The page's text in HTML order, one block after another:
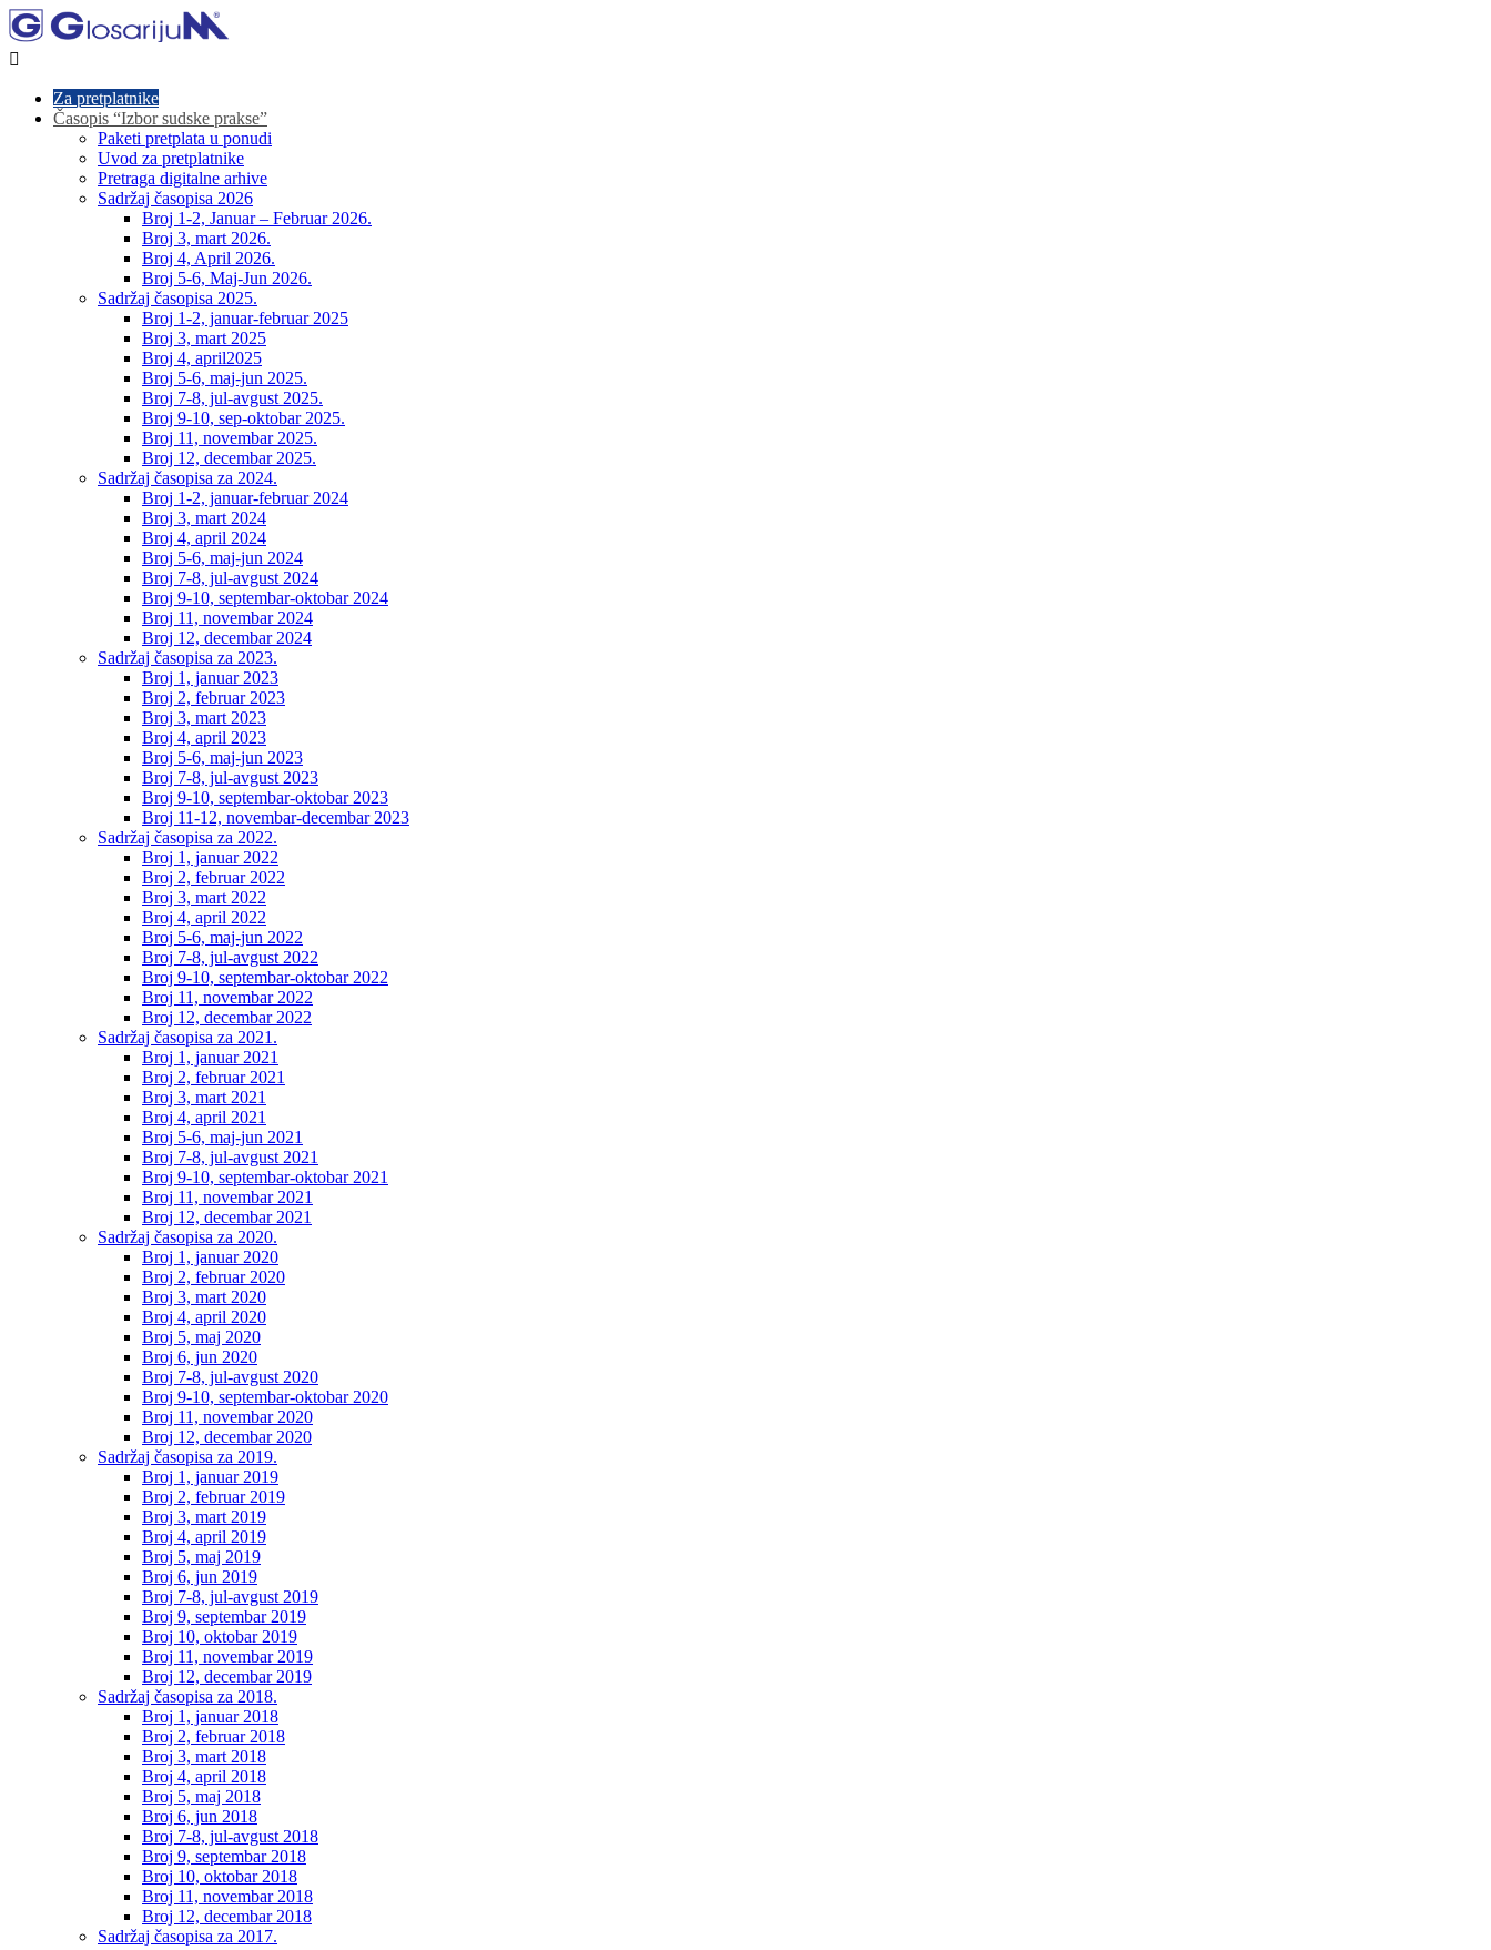

Za pretplatnike
Časopis “Izbor sudske prakse”
Paketi pretplata u ponudi
Uvod za pretplatnike
Pretraga digitalne arhive
Sadržaj časopisa 2026
Broj 1-2, Januar – Februar 2026.
Broj 3, mart 2026.
Broj 4, April 2026.
Broj 5-6, Maj-Jun 2026.
Sadržaj časopisa 2025.
Broj 1-2, januar-februar 2025
Broj 3, mart 2025
Broj 4, april2025
Broj 5-6, maj-jun 2025.
Broj 7-8, jul-avgust 2025.
Broj 9-10, sep-oktobar 2025.
Broj 11, novembar 2025.
Broj 12, decembar 2025.
Sadržaj časopisa za 2024.
Broj 1-2, januar-februar 2024
Broj 3, mart 2024
Broj 4, april 2024
Broj 5-6, maj-jun 2024
Broj 7-8, jul-avgust 2024
Broj 9-10, septembar-oktobar 2024
Broj 11, novembar 2024
Broj 12, decembar 2024
Sadržaj časopisa za 2023.
Broj 1, januar 2023
Broj 2, februar 2023
Broj 3, mart 2023
Broj 4, april 2023
Broj 5-6, maj-jun 2023
Broj 7-8, jul-avgust 2023
Broj 9-10, septembar-oktobar 2023
Broj 11-12, novembar-decembar 2023
Sadržaj časopisa za 2022.
Broj 1, januar 2022
Broj 2, februar 2022
Broj 3, mart 2022
Broj 4, april 2022
Broj 5-6, maj-jun 2022
Broj 7-8, jul-avgust 2022
Broj 9-10, septembar-oktobar 2022
Broj 11, novembar 2022
Broj 12, decembar 2022
Sadržaj časopisa za 2021.
Broj 1, januar 2021
Broj 2, februar 2021
Broj 3, mart 2021
Broj 4, april 2021
Broj 5-6, maj-jun 2021
Broj 7-8, jul-avgust 2021
Broj 9-10, septembar-oktobar 2021
Broj 11, novembar 2021
Broj 12, decembar 2021
Sadržaj časopisa za 2020.
Broj 1, januar 2020
Broj 2, februar 2020
Broj 3, mart 2020
Broj 4, april 2020
Broj 5, maj 2020
Broj 6, jun 2020
Broj 7-8, jul-avgust 2020
Broj 9-10, septembar-oktobar 2020
Broj 11, novembar 2020
Broj 12, decembar 2020
Sadržaj časopisa za 2019.
Broj 1, januar 2019
Broj 2, februar 2019
Broj 3, mart 2019
Broj 4, april 2019
Broj 5, maj 2019
Broj 6, jun 2019
Broj 7-8, jul-avgust 2019
Broj 9, septembar 2019
Broj 10, oktobar 2019
Broj 11, novembar 2019
Broj 12, decembar 2019
Sadržaj časopisa za 2018.
Broj 1, januar 2018
Broj 2, februar 2018
Broj 3, mart 2018
Broj 4, april 2018
Broj 5, maj 2018
Broj 6, jun 2018
Broj 7-8, jul-avgust 2018
Broj 9, septembar 2018
Broj 10, oktobar 2018
Broj 11, novembar 2018
Broj 12, decembar 2018
Sadržaj časopisa za 2017.